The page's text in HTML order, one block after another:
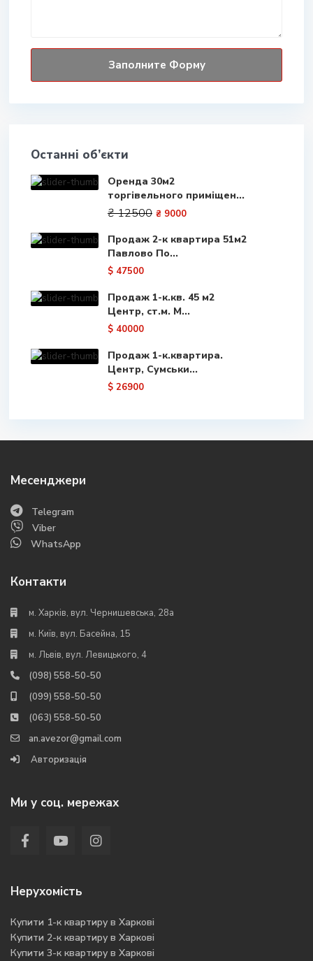
Останні об’єкти
Оренда 30м2
торгівельного приміщен...
₴ 12500 ₴ 9000
Продаж 2-к квартира 51м2
Павлово По...
$ 47500
Продаж 1-к.кв. 45 м2
Центр, ст.м. М...
$ 40000
Продаж 1-к.квартира.
Центр, Сумськи...
$ 26900
Месенджери
Telegram
Viber
WhatsApp
Контакти
м. Харків, вул. Чернишевська, 28а
м. Київ, вул. Басейна, 15
м. Львів, вул. Левицького, 4
(098) 558-50-50
(099) 558-50-50
(063) 558-50-50
an.avezor@gmail.com
Авторизація
Ми у соц. мережах
Нерухомість
Купити 1-к квартиру в Харкові
Купити 2-к квартиру в Харкові
Купити 3-к квартиру в Харкові